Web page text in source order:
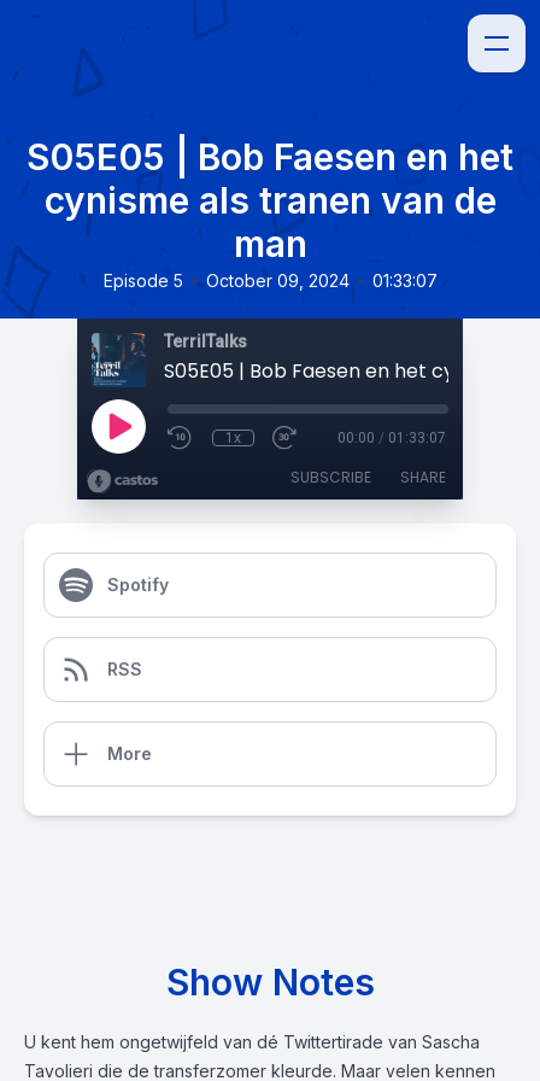
S05E05 | Bob Faesen en het
cynisme als tranen van de
man
Episode 5 • October 09, 2024 • 01:33:07
TerrilTalks
1x 00:00 / 01:33:07
SUBSCRIBE SHARE
Spotify
RSS
More
Show Notes
U kent hem ongetwijfeld van dé Twittertirade van Sascha
Tavolieri die de transferzomer kleurde. Maar velen kennen